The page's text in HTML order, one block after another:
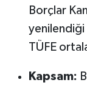
Borçlar
yenilendiği
TÜFE
Kapsam: